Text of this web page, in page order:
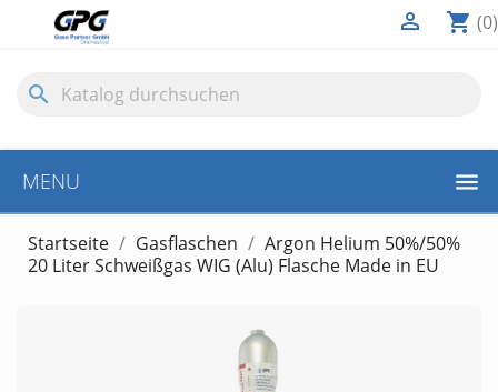
shopping_cart (0)

search
MENU
Startseite Gasflaschen
Argon Helium 50%/50%
20 Liter Schweißgas WIG (Alu) Flasche Made in EU